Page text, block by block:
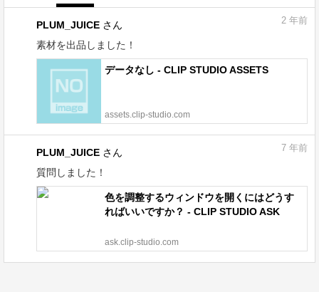
PLUM_JUICE さん
素材を出品しました！
2 年前
データなし - CLIP STUDIO ASSETS
assets.clip-studio.com
PLUM_JUICE さん
質問しました！
7 年前
色を調整するウィンドウを開くにはどうす
ればいいですか？ - CLIP STUDIO ASK
ask.clip-studio.com